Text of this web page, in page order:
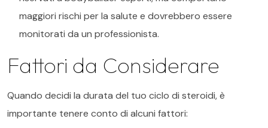
maggiori rischi per la salute e dovrebbero essere
monitorati da un professionista.
Fattori da Considerare
Quando decidi la durata del tuo ciclo di steroidi, è
importante tenere conto di alcuni fattori: